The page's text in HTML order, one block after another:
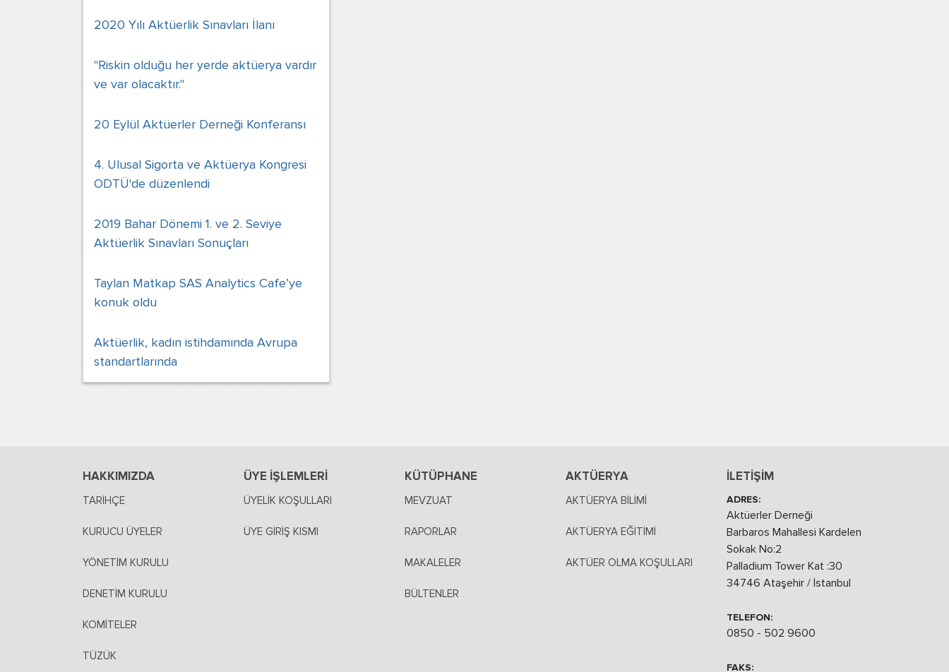
2020 Yılı Aktüerlik Sınavları İlanı
"Riskin olduğu her yerde aktüerya vardır
ve var olacaktır."
20 Eylül Aktüerler Derneği Konferansı
4. Ulusal Sigorta ve Aktüerya Kongresi
ODTÜ'de düzenlendi
2019 Bahar Dönemi 1. ve 2. Seviye
Aktüerlik Sınavları Sonuçları
Taylan Matkap SAS Analytics Cafe’ye
konuk oldu
Aktüerlik, kadın istihdamında Avrupa
standartlarında
HAKKIMIZDA
TARİHÇE
KURUCU ÜYELER
YÖNETİM KURULU
DENETİM KURULU
KOMİTELER
TÜZÜK
ÜYE İŞLEMLERİ
ÜYELİK KOŞULLARI
ÜYE GİRİŞ KISMI
KÜTÜPHANE
MEVZUAT
RAPORLAR
MAKALELER
BÜLTENLER
AKTÜERYA
AKTÜERYA BİLİMİ
AKTÜERYA EĞİTİMİ
AKTÜER OLMA KOŞULLARI
İLETİŞİM
ADRES:
Aktüerler Derneği
Barbaros Mahallesi Kardelen
Sokak No:2
Palladium Tower Kat :30
34746 Ataşehir / İstanbul
TELEFON:
0850 - 502 9600
FAKS: